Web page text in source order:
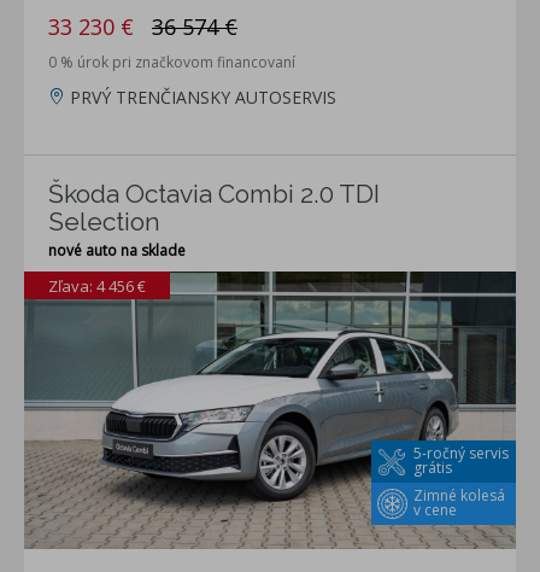
33 230 € 36 574 €
0 % úrok pri značkovom financovaní
PRVÝ TRENČIANSKY AUTOSERVIS
Škoda Octavia Combi 2.0 TDI
Selection
nové auto na sklade
Zimné kolesá
v cene
5-ročný servis
grátis
Zľava: 4 456 €